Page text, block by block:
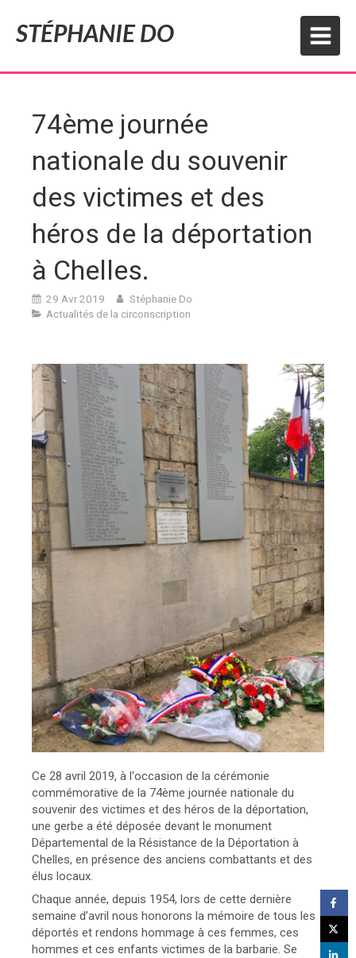
STÉPHANIE DO
74ème journée
nationale du souvenir
des victimes et des
héros de la déportation
à Chelles.
29 Avr 2019
Stéphanie Do
Actualités de la circonscription
Ce 28 avril 2019, à l'occasion de la cérémonie
commémorative de la 74ème journée nationale du
souvenir des victimes et des héros de la déportation,
une gerbe a été déposée devant le monument
Départemental de la Résistance de la Déportation à
Chelles, en présence des anciens combattants et des
élus locaux.
Chaque année, depuis 1954, lors de cette dernière
semaine d’avril nous honorons la mémoire de tous les
déportés et rendons hommage à ces femmes, ces
hommes et ces enfants victimes de la barbarie. Se